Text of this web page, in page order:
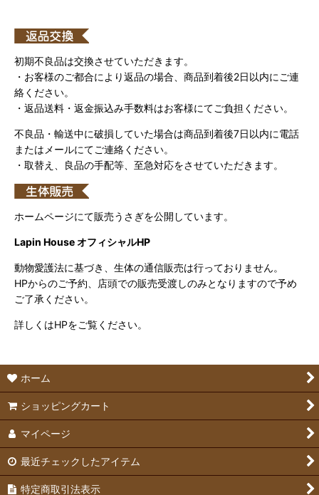
初期不良品は交換させていただきます。
・お客様のご都合により返品の場合、商品到着後2日以内にご連
絡ください。
・返品送料・返金振込み手数料はお客様にてご負担ください。
不良品・輸送中に破損していた場合は商品到着後7日以内に電話
またはメールにてご連絡ください。
・取替え、良品の手配等、至急対応をさせていただきます。
ホームページにて販売うさぎを公開しています。
Lapin House オフィシャルHP
動物愛護法に基づき、生体の通信販売は行っておりません。
HPからのご予約、店頭での販売受渡しのみとなりますので予め
ご了承ください。
詳しくはHPをご覧ください。
ホーム
ショッピングカート
マイページ
最近チェックしたアイテム
特定商取引法表示